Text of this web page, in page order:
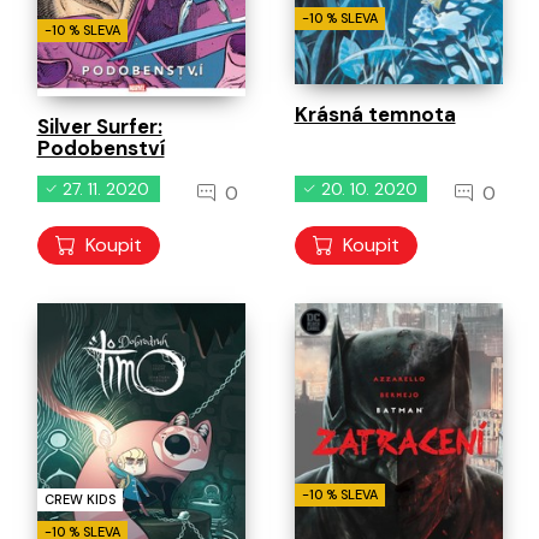
-10 % SLEVA
Silver Surfer:
Podobenství
27. 11. 2020 0
Koupit
-10 % SLEVA
Krásná temnota
20. 10. 2020 0
Koupit
CREW KIDS
-10 % SLEVA
-10 % SLEVA